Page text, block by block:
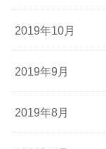
2019年10月
2019年9月
2019年8月